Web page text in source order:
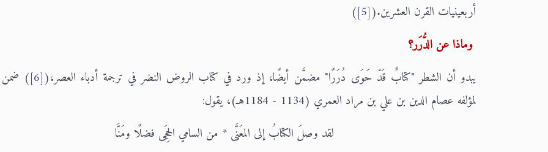
أربعينيات القرن العشرين.([5]
)
وماذا عن الدُّرَر؟
يبدو أن الشطر "كتابٌ قَدْ حَوَى دُرَرًا" مضمَّن أيضًا، إذ ورد في كتاب الروض النضر في ترجمة أدباء العصر،([6] ) ضمن
لمؤلفه عصام الدين بن علي بن مراد العمري (1134 - 1184هـ)، يقول:
لقد وصلَ الكتابُ إلى المعَنَّى * من السامي الحِجَى فضلًا ومَنَّا